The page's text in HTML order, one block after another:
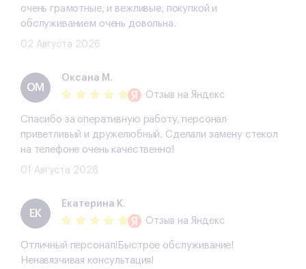
очень грамотные, и вежливые, покупкой и
обслуживанием очень довольна.
02 Августа 2026
ОМ
Оксана М.
Отзыв на Яндекс
Спасибо за оперативную работу, персонал
приветливый и дружелюбный. Сделали замену стекол
на телефоне очень качественно!
01 Августа 2026
ЕК
Екатерина К.
Отзыв на Яндекс
Отличный персонал!Быстрое обслуживание!
Ненавязчивая консультация!